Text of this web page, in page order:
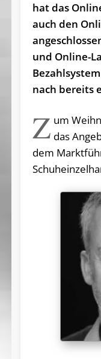
hat das
auch den
und Online-
nach bereits
Z um
das
dem